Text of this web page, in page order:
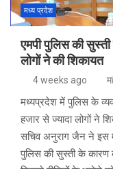
मध्य प्रदेश
एमपी पुलिस की
लोगों ने की शिकायत
4 weeks ago
मध्यप्रदेश में पुलिस के
हजार से ज्यादा लोगों ने
सचिव अनुराग जैन ने इस
पुलिस की सुस्ती के कारण